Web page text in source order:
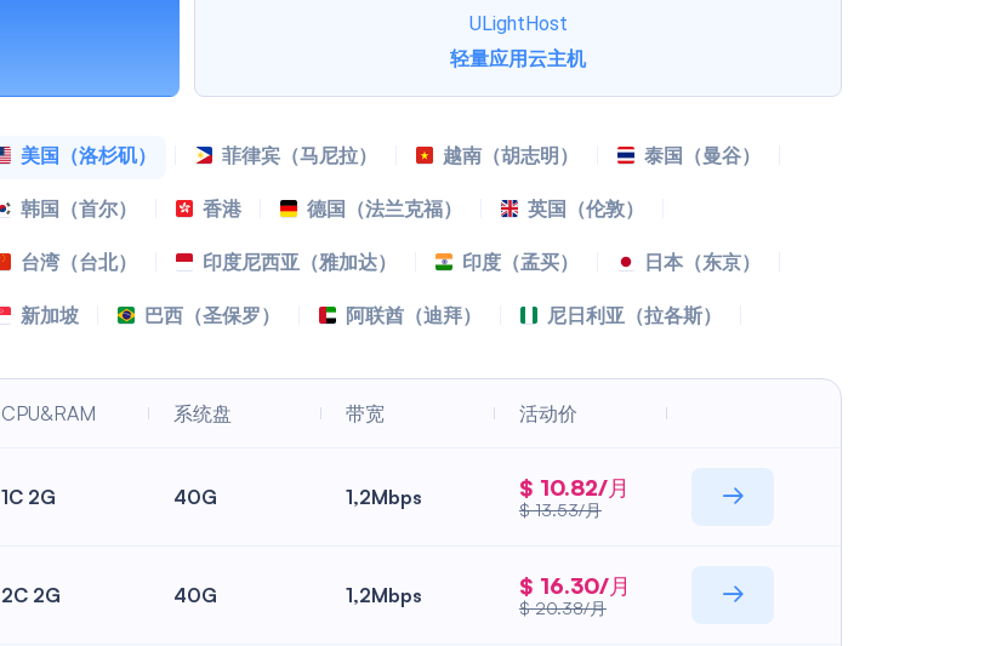
ULightHost
轻量应用云主机
美国（洛杉矶） 菲律宾（马尼拉） 越南（胡志明） 泰国（曼谷）
韩国（首尔） 香港 德国（法兰克福） 英国（伦敦）
台湾（台北） 印度尼西亚（雅加达） 印度（孟买） 日本（东京）
新加坡 巴西（圣保罗） 阿联酋（迪拜） 尼日利亚（拉各斯）
CPU&RAM 系统盘 带宽 活动价
1C 2G 40G 1,2Mbps $ 10.82/月
$ 13.53/月
2C 2G 40G 1,2Mbps $ 16.30/月
$ 20.38/月